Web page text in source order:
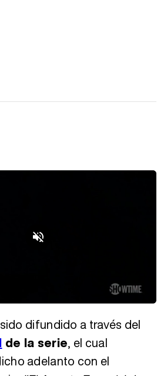
difundido a través del
de la serie, el cual
adelanto con el